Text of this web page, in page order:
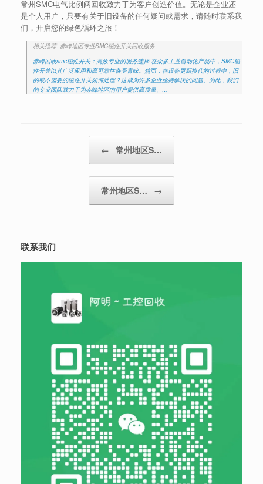
常州SMC电气比例阀回收致力于为客户创造价值。无论是企业还
是个人用户，只要有关于旧设备的任何疑问或需求，请随时联系我
们，开启您的绿色循环之旅！
相关推荐: 赤峰地区专业SMC磁性开关回收服务
赤峰回收smc磁性开关：高效专业的服务选择 在众多工业自动化产品中，SMC磁
性开关以其广泛应用和高可靠性备受青睐。然而，在设备更新换代的过程中，旧
的或不需要的磁性开关如何处理？这成为许多企业亟待解决的问题。为此，我们
的专业团队致力于为赤峰地区的用户提供高质量、…
← 常州地区S…
常州地区S… →
联系我们